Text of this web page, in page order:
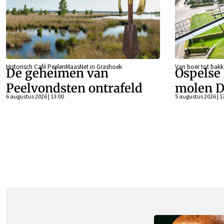
Historisch Café PeelenMaasNet in Grashoek
De geheimen van
Peelvondsten ontrafeld
6 augustus 2026 | 13:00
Van boer tot
molen
5 augustus 2026 |